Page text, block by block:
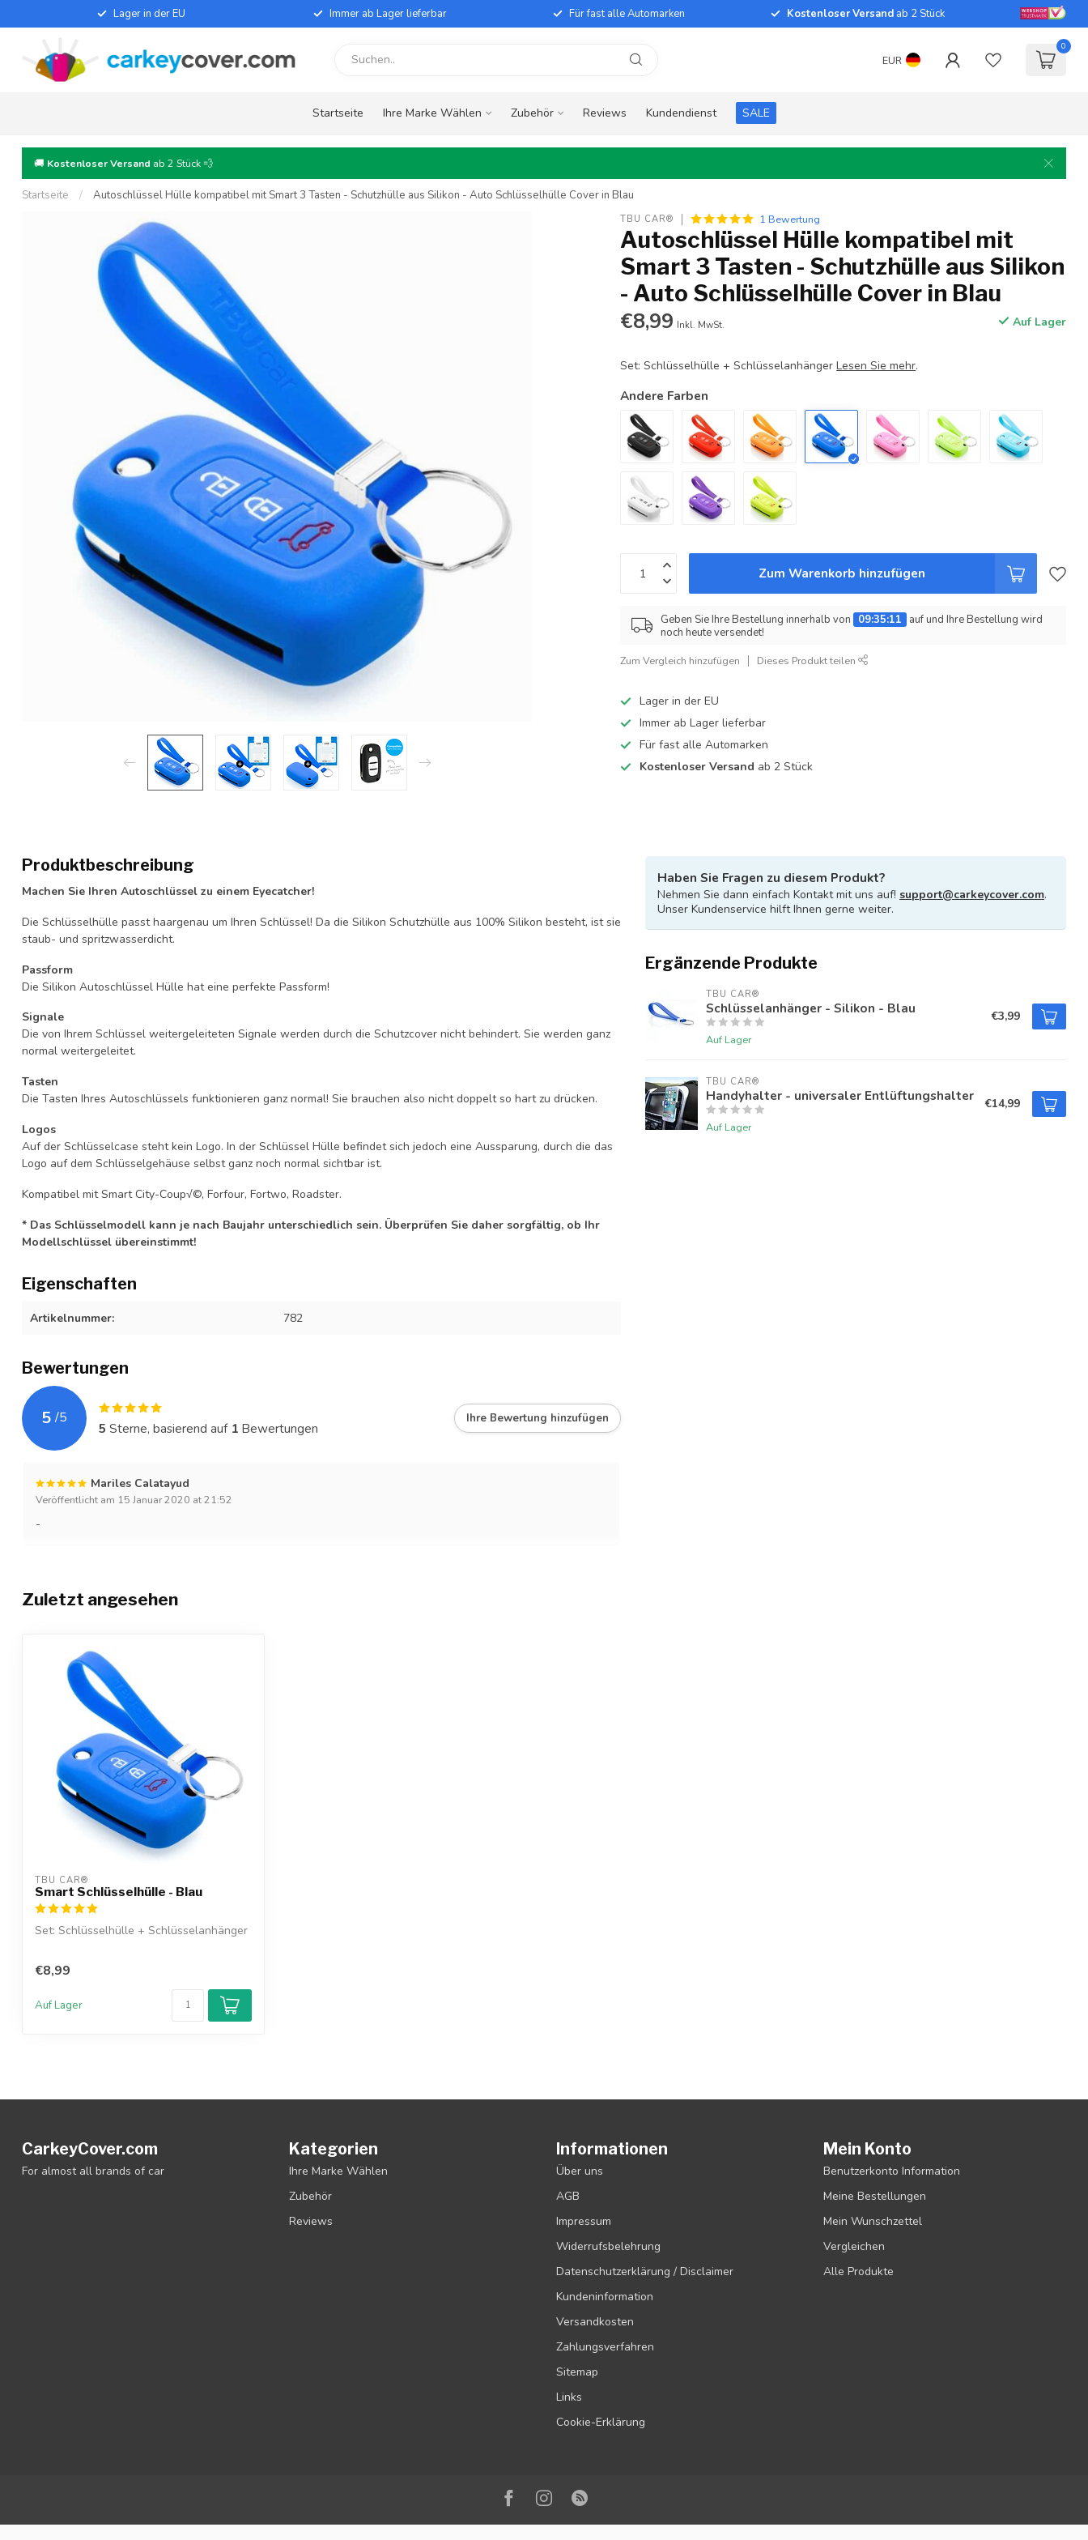
Lager in der EU Immer ab Lager lieferbar Für fast alle Automarken Kostenloser Versand ab 2 Stück
EUR
0
Startseite Ihre Marke Wählen Zubehör Reviews Kundendienst SALE
🚚 Kostenloser Versand ab 2 Stück 💨
Startseite / Autoschlüssel Hülle kompatibel mit Smart 3 Tasten - Schutzhülle aus Silikon - Auto Schlüsselhülle Cover in Blau
TBU CAR® 1 Bewertung
Autoschlüssel Hülle kompatibel mit
Smart 3 Tasten - Schutzhülle aus Silikon
- Auto Schlüsselhülle Cover in Blau
€8,99 Inkl. MwSt. Auf Lager
Set: Schlüsselhülle + SchlüsselanhängerLesen Sie mehr.
Andere Farben
Zum Warenkorb hinzufügen
Geben Sie Ihre Bestellung innerhalb von 09:35:10
auf und Ihre Bestellung wird
noch heute versendet!
Zum Vergleich hinzufügen Dieses Produkt teilen
Lager in der EU
Immer ab Lager lieferbar
Für fast alle Automarken
Kostenloser Versand ab 2 Stück
Produktbeschreibung
Machen Sie Ihren Autoschlüssel zu einem Eyecatcher!
Die Schlüsselhülle passt haargenau um Ihren Schlüssel! Da die Silikon Schutzhülle aus 100% Silikon besteht, ist sie
staub- und spritzwasserdicht.
Passform
Die Silikon Autoschlüssel Hülle hat eine perfekte Passform!
Signale
Die von Ihrem Schlüssel weitergeleiteten Signale werden durch die Schutzcover nicht behindert. Sie werden ganz
normal weitergeleitet.
Tasten
Die Tasten Ihres Autoschlüssels funktionieren ganz normal! Sie brauchen also nicht doppelt so hart zu drücken.
Logos
Auf der Schlüsselcase steht kein Logo. In der Schlüssel Hülle befindet sich jedoch eine Aussparung, durch die das
Logo auf dem Schlüsselgehäuse selbst ganz noch normal sichtbar ist.
Kompatibel mit Smart City-Coup√©, Forfour, Fortwo, Roadster.
* Das Schlüsselmodell kann je nach Baujahr unterschiedlich sein. Überprüfen Sie daher sorgfältig, ob Ihr
Modellschlüssel übereinstimmt!
Eigenschaften
Artikelnummer: 782
Bewertungen
5 /5
5 Sterne, basierend auf 1 Bewertungen
Ihre Bewertung hinzufügen
Mariles Calatayud
Veröffentlicht am 15 Januar 2020 at 21:52
-
Haben Sie Fragen zu diesem Produkt?
Nehmen Sie dann einfach Kontakt mit uns auf! support@carkeycover.com.
Unser Kundenservice hilft Ihnen gerne weiter.
Ergänzende Produkte
TBU CAR®
Schlüsselanhänger - Silikon - Blau
Auf Lager
€3,99
TBU CAR®
Handyhalter - universaler Entlüftungshalter
Auf Lager
€14,99
Zuletzt angesehen
TBU CAR®
Smart Schlüsselhülle - Blau
Set: Schlüsselhülle + Schlüsselanhänger
€8,99
Auf Lager
CarkeyCover.com
For almost all brands of car
Kategorien
Ihre Marke Wählen
Zubehör
Reviews
Informationen
Über uns
AGB
Impressum
Widerrufsbelehrung
Datenschutzerklärung / Disclaimer
Kundeninformation
Versandkosten
Zahlungsverfahren
Sitemap
Links
Cookie-Erklärung
Mein Konto
Benutzerkonto Information
Meine Bestellungen
Mein Wunschzettel
Vergleichen
Alle Produkte